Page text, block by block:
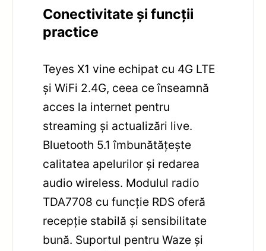
Conectivitate și funcții
practice
Teyes X1 vine echipat cu 4G LTE
și WiFi 2.4G, ceea ce înseamnă
acces la internet pentru
streaming și actualizări live.
Bluetooth 5.1 îmbunătățește
calitatea apelurilor și redarea
audio wireless. Modulul radio
TDA7708 cu funcție RDS oferă
recepție stabilă și sensibilitate
bună. Suportul pentru Waze și